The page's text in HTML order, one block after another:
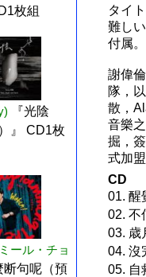
枚組
『光陰
』 CD1枚
ール・チョ
断句呢（預
タイ
難し
付属。
謝偉
隊，
散，
音樂
掘，
式加
CD
01. 醒
02. 不
03. 歳
04. 沒
05. 自